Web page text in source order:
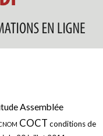
Assemblée
COCT conditions de